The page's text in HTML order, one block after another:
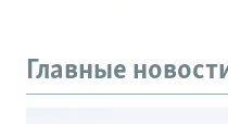
Главные